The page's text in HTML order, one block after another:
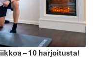
– 10 harjoitusta!